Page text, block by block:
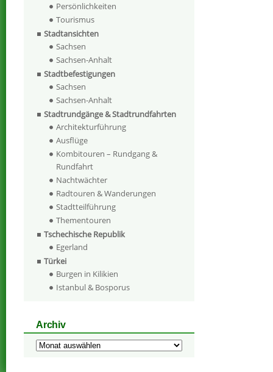
Persönlichkeiten
Tourismus
Stadtansichten
Sachsen
Sachsen-Anhalt
Stadtbefestigungen
Sachsen
Sachsen-Anhalt
Stadtrundgänge & Stadtrundfahrten
Architekturführung
Ausflüge
Kombitouren – Rundgang &
Rundfahrt
Nachtwächter
Radtouren & Wanderungen
Stadtteilführung
Thementouren
Tschechische Republik
Egerland
Türkei
Burgen in Kilikien
Istanbul & Bosporus
Archiv
Archiv